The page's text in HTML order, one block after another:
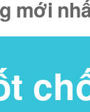
mới